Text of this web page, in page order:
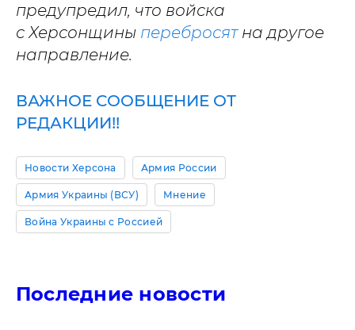
предупредил, что войска
с Херсонщины перебросятна другое
направление.
ВАЖНОЕ СООБЩЕНИЕ ОТ
РЕДАКЦИИ!!
Новости Херсона Армия России
Армия Украины (ВСУ) Мнение
Война Украины с Россией
Последние новости